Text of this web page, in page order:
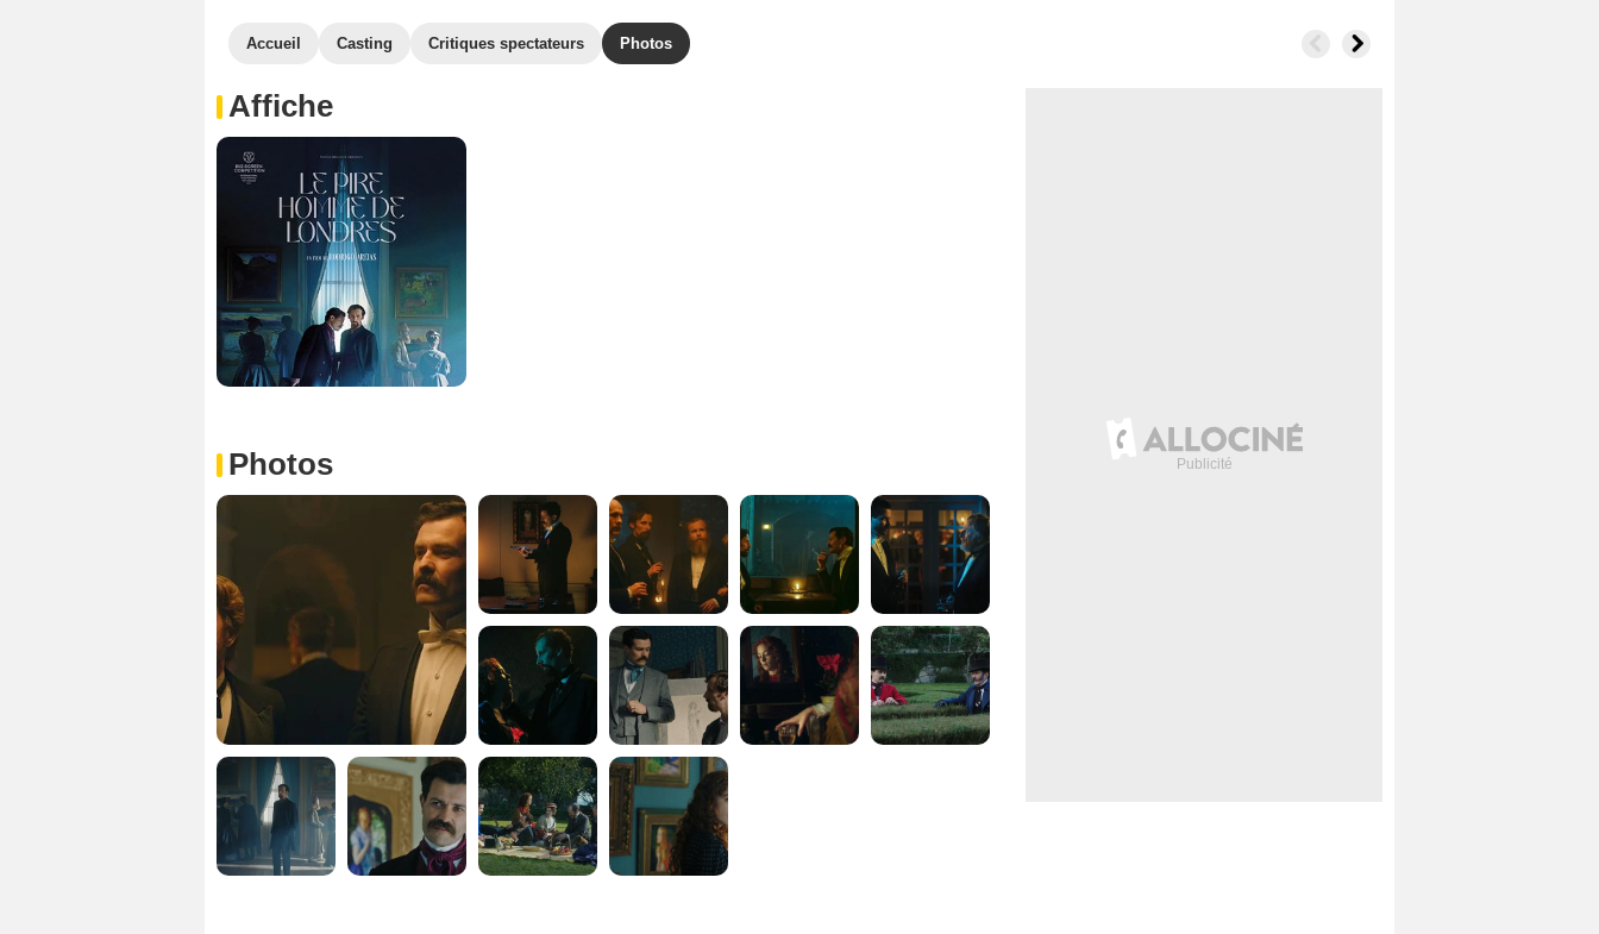
Accueil Casting Critiques spectateurs Photos
Affiche
Photos